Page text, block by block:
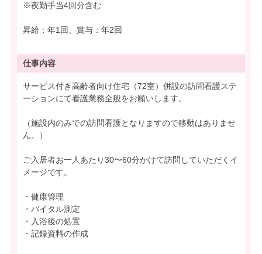
※夜勤手当4回分含む
昇給：年1回、賞与：年2回
仕事内容
サービス付き高齢者向け住宅（72室）併設の訪問看護ステ
ーションにて看護業務全般をお願いします。
（施設内のみでの訪問看護となりますので移動はありませ
ん。）
ご入居者お一人あたり30〜60分かけて訪問していただくイ
メージです。
・健康管理
・バイタル測定
・入浴後の処置
・記録資料の作成